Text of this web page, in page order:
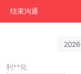
结束沟通
利**化